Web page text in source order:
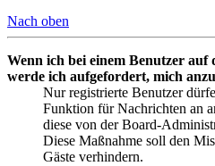
Nach oben
Wenn ich bei einem Benutzer
werde ich aufgefordert, mich
Nur registrierte Benutzer
Funktion für Nachrichten an
diese von der Board-
Diese Maßnahme soll den
Gäste verhindern.